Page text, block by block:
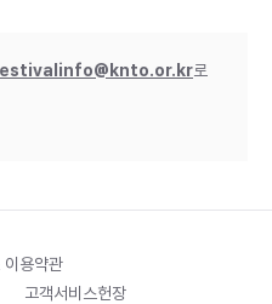
로
이용약관
고객서비스헌장